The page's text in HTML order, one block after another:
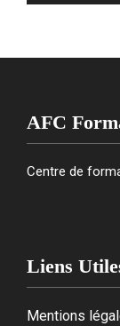
AFC
Centre de
Liens
Mentions